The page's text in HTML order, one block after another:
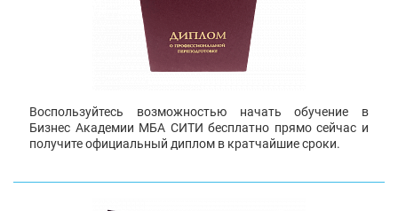
Воспользуйтесь возможностью начать обучение в
Бизнес Академии МБА СИТИ бесплатно прямо сейчас и
получите официальный диплом в кратчайшие сроки.